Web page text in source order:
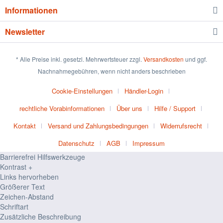
Informationen
Newsletter
* Alle Preise inkl. gesetzl. Mehrwertsteuer zzgl. Versandkosten und ggf.
Nachnahmegebühren, wenn nicht anders beschrieben
Cookie-Einstellungen
Händler-Login
rechtliche Vorabinformationen
Über uns
Hilfe / Support
Kontakt
Versand und Zahlungsbedingungen
Widerrufsrecht
Datenschutz
AGB Impressum
Barrierefrei Hilfswerkzeuge
Kontrast +
Links hervorheben
Größerer Text
Zeichen-Abstand
Schriftart
Zusätzliche Beschreibung